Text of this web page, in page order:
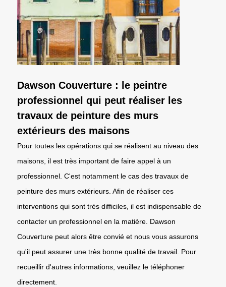
Dawson Couverture : le peintre
professionnel qui peut réaliser les
travaux de peinture des murs
extérieurs des maisons
Pour toutes les opérations qui se réalisent au niveau des
maisons, il est très important de faire appel à un
professionnel. C'est notamment le cas des travaux de
peinture des murs extérieurs. Afin de réaliser ces
interventions qui sont très difficiles, il est indispensable de
contacter un professionnel en la matière. Dawson
Couverture peut alors être convié et nous vous assurons
qu'il peut assurer une très bonne qualité de travail. Pour
recueillir d'autres informations, veuillez le téléphoner
directement.